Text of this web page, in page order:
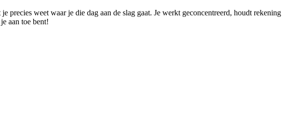
precies weet waar je die dag aan de slag gaat. Je werkt geconcentreerd, houdt rekening
aan toe bent!